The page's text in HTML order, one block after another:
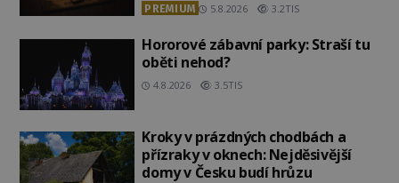
PREMIUM 5.8.2026 3.2TIS
Hororové zábavní parky: Straší tu
oběti nehod?
4.8.2026 3.5TIS
Kroky v prázdných chodbách a
přízraky v oknech: Nejděsivější
domy v Česku budí hrůzu